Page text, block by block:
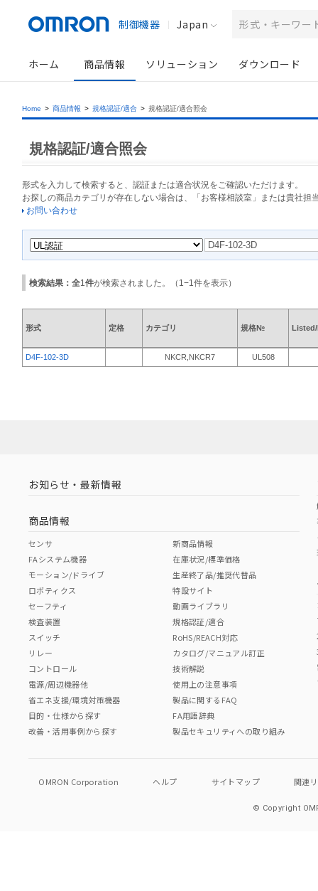
制御機器 Japan
ホーム 商品情報 ソリューション ダウンロード
Home > 商品情報 > 規格認証/適合 > 規格認証/適合照会
規格認証/適合照会
形式を入力して検索すると、認証または適合状況をご確認いただけます。
お探しの商品カテゴリが存在しない場合は、「お客様相談室」または貴社担
お問い合わせ
検索結果：全1 件が検索されました。（ 1 −1 件を表示）
形式 定格 カテゴリ 規格№
D4F-102-3D NKCR,NKCR7 UL508
お知らせ・最新情報
商品情報
センサ
FAシステム機器
モーション/ドライブ
ロボティクス
セーフティ
検査装置
スイッチ
リレー
コントロール
電源/周辺機器他
省エネ支援/環境対策機器
目的・仕様から探す
改善・活用事例から探す
新商品情報
在庫状況/標準価格
生産終了品/推奨代替品
特設サイト
動画ライブラリ
規格認証/適合
RoHS/REACH対応
カタログ/マニュアル訂正
技術解説
使用上の注意事項
製品に関するFAQ
FA用語辞典
製品セキュリティへの取り組み
OMRON Corporation ヘルプ サイトマップ 関連
© Copyright